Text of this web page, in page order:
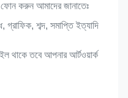
করুন আমাদের জানাতেঃ
শব্দ, সমাপ্তি ইত্যাদি
থাকে তবে আপনার আর্টওয়ার্ক